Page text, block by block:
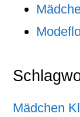
Mädchen